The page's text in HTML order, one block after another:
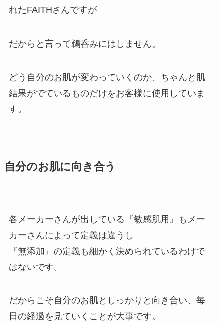
れたFAITHさんですが
だからと言って鵜呑みにはしません。
どう自分のお肌が変わっていくのか、ちゃんと肌
結果がでているものだけをお客様に使用していま
す。
自分のお肌に向き合う
各メーカーさんが出している『敏感肌用』もメー
カーさんによって定義は違うし
『無添加』の定義も細かく決められているわけで
はないです。
だからこそ自分のお肌としっかりと向き合い、毎
日の経過を見ていくことが大事です。